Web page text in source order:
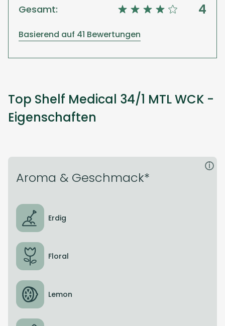
Gesamt:
4
Basierend auf 41 Bewertungen
Top Shelf Medical 34/1 MTL WCK -
Eigenschaften
Aroma & Geschmack*
i
Erdig
Floral
Lemon